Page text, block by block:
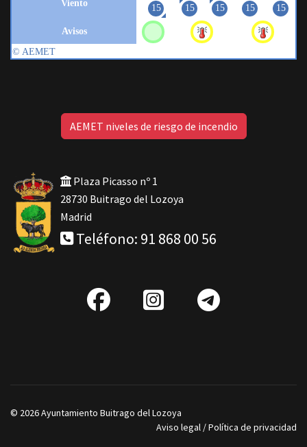
AEMET niveles de riesgo de incendio
Plaza Picasso nº 1
28730 Buitrago del Lozoya
Madrid
Teléfono: 91 868 00 56
fab
IG
© 2026 Ayuntamiento Buitrago del Lozoya
Aviso legal /Política de privacidad